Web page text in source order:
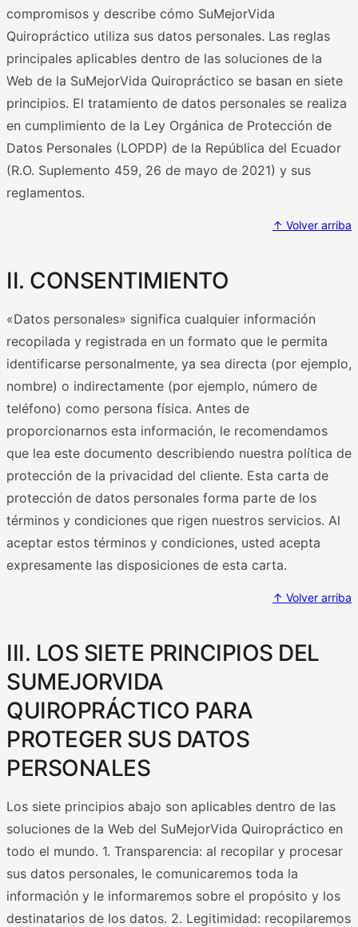
compromisos y describe cómo SuMejorVida
Quiropráctico utiliza sus datos personales. Las reglas
principales aplicables dentro de las soluciones de la
Web de la SuMejorVida Quiropráctico se basan en siete
principios. El tratamiento de datos personales se realiza
en cumplimiento de la Ley Orgánica de Protección de
Datos Personales (LOPDP) de la República del Ecuador
(R.O. Suplemento 459, 26 de mayo de 2021) y sus
reglamentos.
↑ Volver arriba
II. CONSENTIMIENTO
«Datos personales» significa cualquier información
recopilada y registrada en un formato que le permita
identificarse personalmente, ya sea directa (por ejemplo,
nombre) o indirectamente (por ejemplo, número de
teléfono) como persona física. Antes de
proporcionarnos esta información, le recomendamos
que lea este documento describiendo nuestra política de
protección de la privacidad del cliente. Esta carta de
protección de datos personales forma parte de los
términos y condiciones que rigen nuestros servicios. Al
aceptar estos términos y condiciones, usted acepta
expresamente las disposiciones de esta carta.
↑ Volver arriba
III. LOS SIETE PRINCIPIOS DEL
SUMEJORVIDA
QUIROPRÁCTICO PARA
PROTEGER SUS DATOS
PERSONALES
Los siete principios abajo son aplicables dentro de las
soluciones de la Web del SuMejorVida Quiropráctico en
todo el mundo. 1. Transparencia: al recopilar y procesar
sus datos personales, le comunicaremos toda la
información y le informaremos sobre el propósito y los
destinatarios de los datos. 2. Legitimidad: recopilaremos